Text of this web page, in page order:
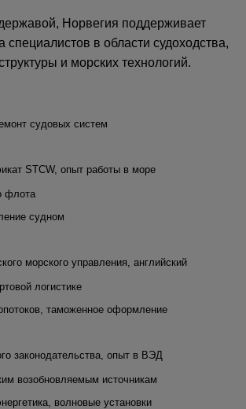
Норвегия поддерживает
специалистов в области судоходства,
и морских технологий.
судовых систем
STCW, опыт работы в море
флота
судном
морского управления, английский
логистике
таможенное оформление
законодательства, опыт в ВЭД
возобновляемым источникам
волновые установки